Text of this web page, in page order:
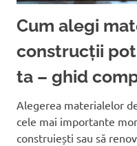
Cum alegi
construcții
ta – ghid
Alegerea materialelor
cele mai importante
construiești sau să